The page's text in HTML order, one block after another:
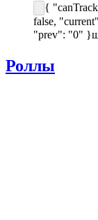
{
false,
"prev": "0" }
Роллы